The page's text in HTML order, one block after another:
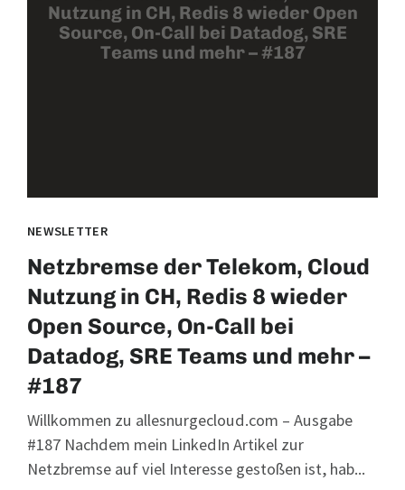
Nutzung in CH, Redis 8 wieder Open
Source, On-Call bei Datadog, SRE
Teams und mehr – #187
NEWSLETTER
Netzbremse der Telekom, Cloud
Nutzung in CH, Redis 8 wieder
Open Source, On-Call bei
Datadog, SRE Teams und mehr –
#187
Willkommen zu allesnurgecloud.com – Ausgabe
#187 Nachdem mein LinkedIn Artikel zur
Netzbremse auf viel Interesse gestoßen ist, hab...